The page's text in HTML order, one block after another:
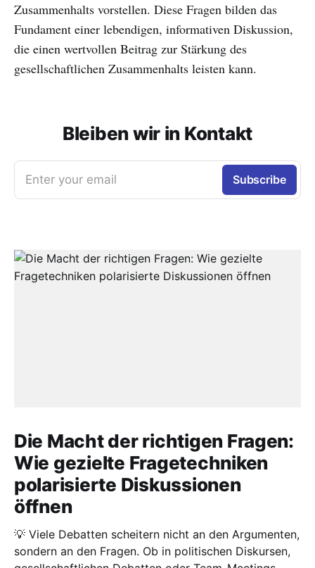
Zusammenhalts vorstellen. Diese Fragen bilden das
Fundament einer lebendigen, informativen Diskussion,
die einen wertvollen Beitrag zur Stärkung des
gesellschaftlichen Zusammenhalts leisten kann.
Bleiben wir in Kontakt
Enter your email Subscribe
Die Macht der richtigen Fragen:
Wie gezielte Fragetechniken
polarisierte Diskussionen
öffnen
💡 Viele Debatten scheitern nicht an den Argumenten,
sondern an den Fragen. Ob in politischen Diskursen,